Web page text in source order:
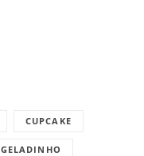
CUPCAKE
GELADINHO